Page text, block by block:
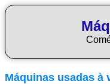
Máquinas usadas à